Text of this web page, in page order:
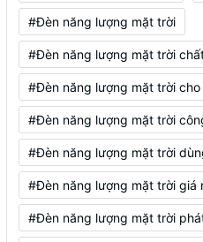
#Đèn năng lượng mặt trời
#Đèn năng lượng mặt trời
#Đèn năng lượng mặt trời
#Đèn năng lượng mặt trời
#Đèn năng lượng mặt trời
#Đèn năng lượng mặt trời giá
#Đèn năng lượng mặt trời